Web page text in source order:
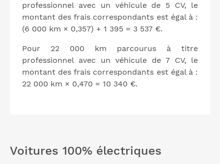
professionnel avec un véhicule de 5 CV, le
montant des frais correspondants est égal à :
(6 000 km × 0,357) + 1 395 = 3 537 €.
Pour 22 000 km parcourus à titre
professionnel avec un véhicule de 7 CV, le
montant des frais correspondants est égal à :
22 000 km × 0,470 = 10 340 €.
Voitures 100% électriques